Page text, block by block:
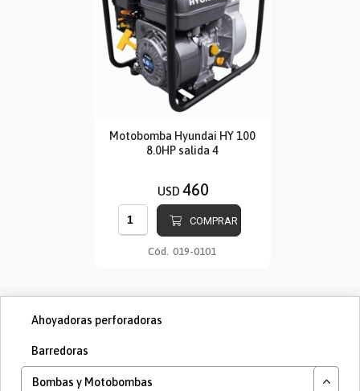
Motobomba Hyundai HY 100
8.0HP salida 4
USD 460
COMPRAR
Cód. 019-0101
Ahoyadoras perforadoras
Barredoras
Bombas y Motobombas